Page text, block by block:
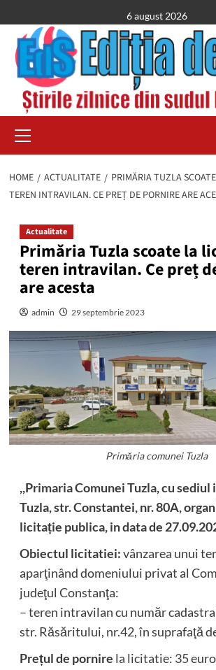
to
content
6 august 2026
Menu
HOME ACTUALITATE
PRIMĂRIA TUZLA
TEREN INTRAVILAN. CE PREȚ DE PORNIRE ARE
Actualitate
Primăria Tuzla scoate la
teren intravilan. Ce preț
are acesta
admin 29 septembrie 2023
Primăria comunei Tuzla
,,Primaria Comunei Tuzla, cu sediul
Tuzla, str. Constantei, nr. 80A,
licitație publica, in data de
Obiectul licitatiei:vânzarea unui
aparţinând domeniului privat al
judeţul Constanţa:
– teren intravilan cu număr
str. Răsăritului, nr.42, în suprafaţă
Prețul de pornire la licitatie: 35